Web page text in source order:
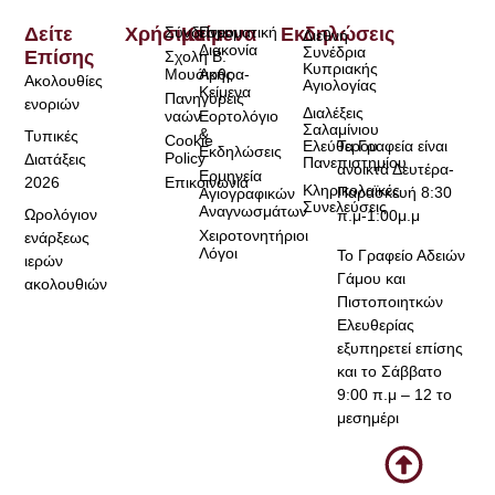
Τα Γραφεία είναι
ανοικτά Δευτέρα-
Παρασκευή 8:30
π.μ-1:00μ.μ
Το Γραφείο Αδειών
Γάμου και
Πιστοποιητκών
Ελευθερίας
εξυπηρετεί επίσης
και το Σάββατο
9:00 π.μ – 12 το
μεσημέρι
Χρήσιμα
Σύνδεσμοι
Σχολή Β.
Μουσικής
Πανηγύρεις
ναών
Cookie
Policy
Επικοινωνία
Κείμενα
Πνευματική
Διακονία
Άρθρα-
Κείμενα
Εορτολόγιο
&
Εκδηλώσεις
Ερμηνεία
Αγιογραφικών
Αναγνωσμάτων
Χειροτονητήριοι
Λόγοι
Δείτε
Επίσης
Ακολουθίες
ενοριών
Τυπικές
Διατάξεις
2026
Ωρολόγιον
ενάρξεως
ιερών
ακολουθιών
Εκδηλώσεις
Διεθνή
Συνέδρια
Κυπριακής
Αγιολογίας
Διαλέξεις
Σαλαμίνιου
Ελεύθερου
Πανεπιστημίου
Κληρικολαϊκές
Συνελεύσεις